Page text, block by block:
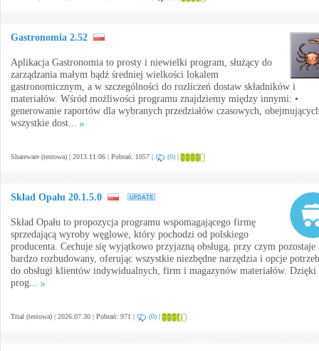
Gastronomia 2.52
Aplikacja Gastronomia to prosty i niewielki program, służący do
zarządzania małym bądź średniej wielkości lokalem
gastronomicznym, a w szczególności do rozliczeń dostaw składników i
materiałów. Wśród możliwości programu znajdziemy między innymi: •
generowanie raportów dla wybranych przedziałów czasowych,
wszystkie dost...
Shareware (testowa) | 2013.11.06 | Pobrań: 1057 | (0) |
Skład Opału 20.1.5.0
Skład Opału to propozycja programu wspomagającego firmę
sprzedającą wyroby węglowe, który pochodzi od polskiego
producenta. Cechuje się wyjątkowo przyjazną obsługą, przy czym pozostaje
bardzo rozbudowany, oferując wszystkie niezbędne narzędzia i opcje
do obsługi klientów indywidualnych, firm i magazynów materiałów. Dzięki
prog...
Trial (testowa) | 2026.07.30 | Pobrań: 971 | (0) |